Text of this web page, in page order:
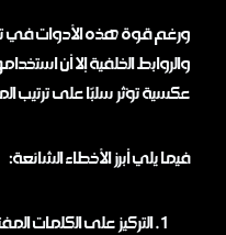
ورغم قوة هذه الأدوات في
والروابط الخلفية إلا أن
عكسية تؤثر سلبًا على ترتيب
فيما يلي أبرز الأخطاء الشائعة:
التركيز على الكلمات